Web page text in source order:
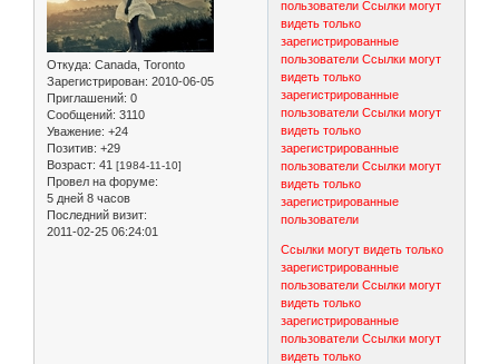
Откуда: Canada, Toronto
Зарегистрирован: 2010-06-05
Приглашений: 0
Сообщений: 3110
Уважение: +24
Позитив: +29
Возраст: 41 [1984-11-10]
Провел на форуме:
5 дней 8 часов
Последний визит:
2011-02-25 06:24:01
пользователи Ссылки могут
видеть только
зарегистрированные
пользователи Ссылки могут
видеть только
зарегистрированные
пользователи Ссылки могут
видеть только
зарегистрированные
пользователи Ссылки могут
видеть только
зарегистрированные
пользователи
Ссылки могут видеть только
зарегистрированные
пользователи Ссылки могут
видеть только
зарегистрированные
пользователи Ссылки могут
видеть только